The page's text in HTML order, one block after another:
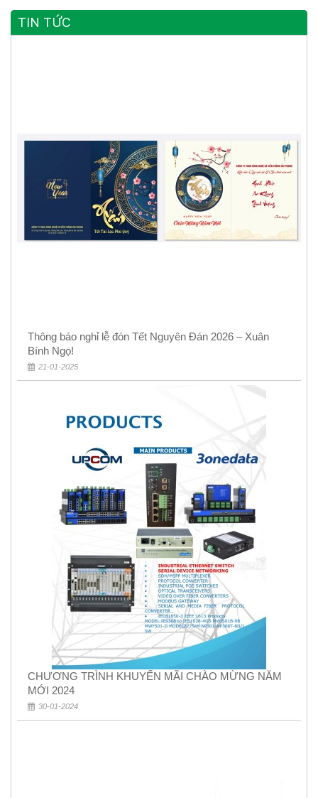
TIN TỨC
Thông báo nghỉ lễ đón Tết Nguyên Đán 2026 – Xuân
Bính Ngọ!
21-01-2025
CHƯƠNG TRÌNH KHUYẾN MÃI CHÀO MỪNG NĂM
MỚI 2024
30-01-2024